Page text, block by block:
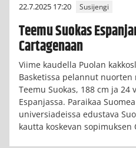
22.7.2025 17:20 Susijengi
Teemu Suokas
Cartagenaan
Viime kaudella Puolan
Basketissa pelannut nuorten
Teemu Suokas, 188 cm ja 24
Espanjassa. Paraikaa
universiadeissa edustava
kautta koskevan sopimuksen